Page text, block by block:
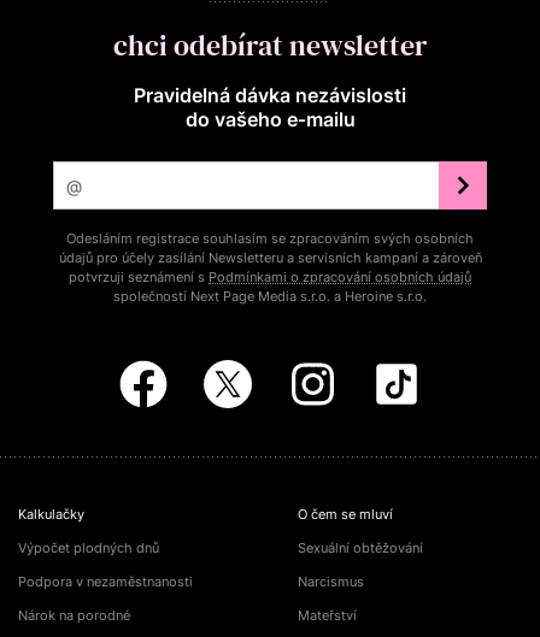
chci odebírat newsletter
Pravidelná dávka nezávislosti
do vašeho e‑mailu
Odesláním registrace souhlasím se zpracováním svých osobních
údajů pro účely zasílání Newsletteru a servisních kampaní a zároveň
potvrzuji seznámení s Podmínkami o zpracování osobních údajů
společností Next Page Media s.r.o. a Heroine s.r.o.
Kalkulačky
Výpočet plodných dnů
Podpora v nezaměstnanosti
Nárok na porodné
O čem se mluví
Sexuální obtěžování
Narcismus
Mateřství